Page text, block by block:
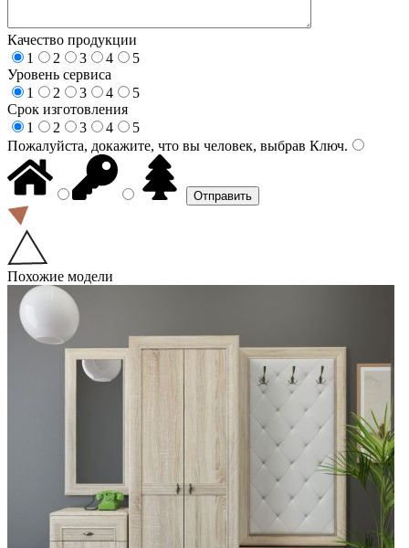
Качество продукции
1
2 3 4
5
Уровень сервиса
1
2 3 4
5
Срок изготовления
1
2 3 4
5
Пожалуйста, докажите, что вы человек, выбрав Ключ.
Похожие модели